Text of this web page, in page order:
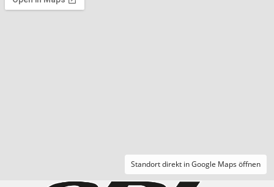
Standort direkt in Google Maps öffnen